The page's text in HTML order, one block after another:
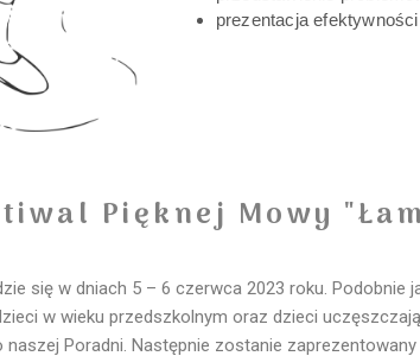
prezentacja
Pięknej Mowy
się w dniach 5 – 6 czerwca 2023 roku.
w wieku przedszkolnym oraz dzieci
Poradni. Następnie zostanie